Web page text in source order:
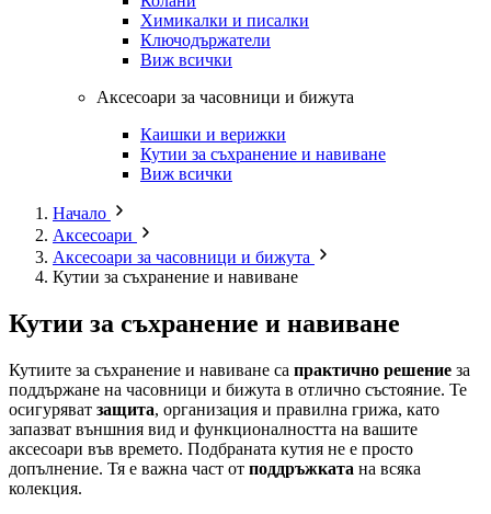
Химикалки и писалки
Ключодържатели
Виж всички
Аксесоари за часовници и бижута
Каишки и верижки
Кутии за съхранение и навиване
Виж всички
Начало
Аксесоари
Аксесоари за часовници и бижута
Кутии за съхранение и навиване
Кутии за съхранение и навиване
Кутиите за съхранение и навиване са практично решение за
поддържане на часовници и бижута в отлично състояние. Те
осигуряват защита, организация и правилна грижа, като
запазват външния вид и функционалността на вашите
аксесоари във времето. Подбраната кутия не е просто
допълнение. Тя е важна част от поддръжката на всяка
колекция.